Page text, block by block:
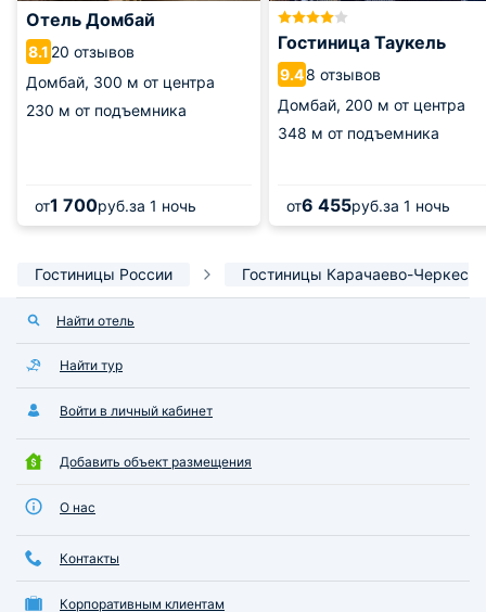
Отель Домбай
8.1 20 отзывов
Домбай, 300 м от центра
230 м от подъемника
от1 700руб.за 1 ночь
Гостиница Таукель
9.48 отзывов
Домбай, 200 м от центра
348 м от подъемника
от6 455руб.за 1 ночь
Гостиницы России Гостиницы Карачаево-Черкесии
Найти отель
Найти тур
Войти в личный кабинет
Добавить объект размещения
О нас
Контакты
Корпоративным клиентам